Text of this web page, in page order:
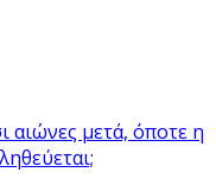
αιώνες μετά, όποτε η